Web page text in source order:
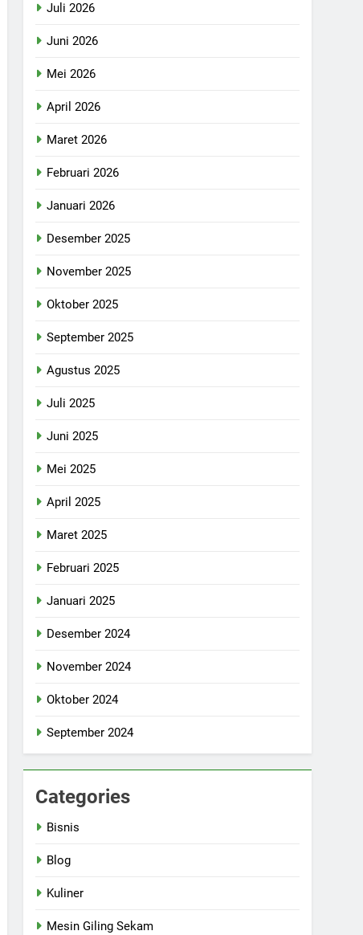
Juli 2026
Juni 2026
Mei 2026
April 2026
Maret 2026
Februari 2026
Januari 2026
Desember 2025
November 2025
Oktober 2025
September 2025
Agustus 2025
Juli 2025
Juni 2025
Mei 2025
April 2025
Maret 2025
Februari 2025
Januari 2025
Desember 2024
November 2024
Oktober 2024
September 2024
Categories
Bisnis
Blog
Kuliner
Mesin Giling Sekam